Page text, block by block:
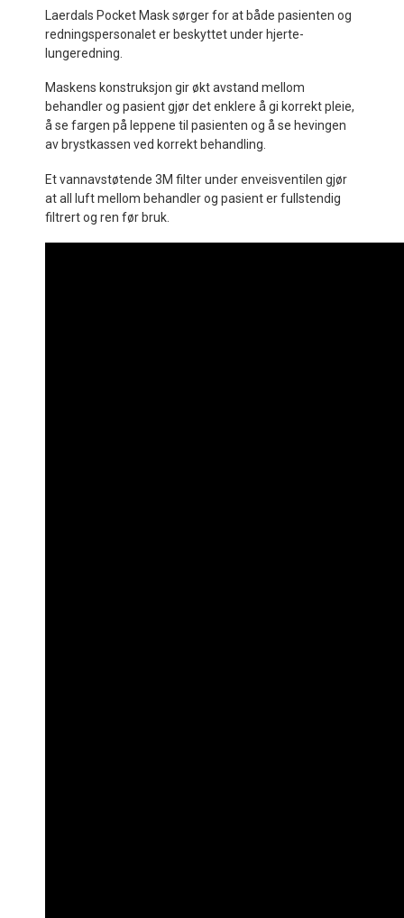
Laerdals Pocket Mask sørger for at både pasienten og
redningspersonalet er beskyttet under hjerte-
lungeredning.
Maskens konstruksjon gir økt avstand mellom
behandler og pasient gjør det enklere å gi korrekt pleie,
å se fargen på leppene til pasienten og å se hevingen
av brystkassen ved korrekt behandling.
Et vannavstøtende 3M filter under enveisventilen gjør
at all luft mellom behandler og pasient er fullstendig
filtrert og ren før bruk.